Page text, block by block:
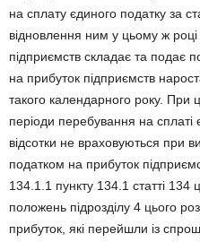
на сплату єдиного податку за
відновлення ним у цьому ж
підприємств складає та подає
на прибуток підприємств
такого календарного року. При
періоди перебування на сплаті
відсотки не враховуються при
податком на прибуток
134.1.1 пункту 134.1 статті 134
положень підрозділу 4 цього
прибуток, які перейшли із